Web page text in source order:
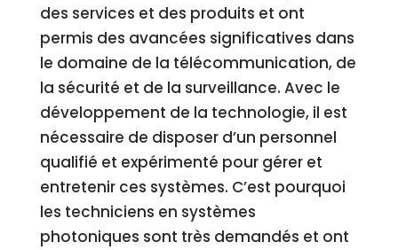
des services et des produits et ont
permis des avancées significatives dans
le domaine de la télécommunication, de
la sécurité et de la surveillance. Avec le
développement de la technologie, il est
nécessaire de disposer d’un personnel
qualifié et expérimenté pour gérer et
entretenir ces systèmes. C’est pourquoi
les techniciens en systèmes
photoniques sont très demandés et ont